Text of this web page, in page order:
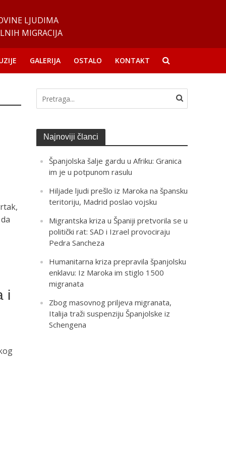
LJUDIMA
MIGRACIJA
GALERIJA OSTALO KONTAKT
i
Najnoviji članci
Španjolska šalje gardu u Afriku: Granica
im je u potpunom rasulu
Hiljade ljudi prešlo iz Maroka na špansku
teritoriju, Madrid poslao vojsku
Migrantska kriza u Španiji pretvorila se u
politički rat: SAD i Izrael provociraju
Pedra Sancheza
Humanitarna kriza prepravila španjolsku
enklavu: Iz Maroka im stiglo 1500
migranata
Zbog masovnog priljeva migranata,
Italija traži suspenziju Španjolske iz
Schengena